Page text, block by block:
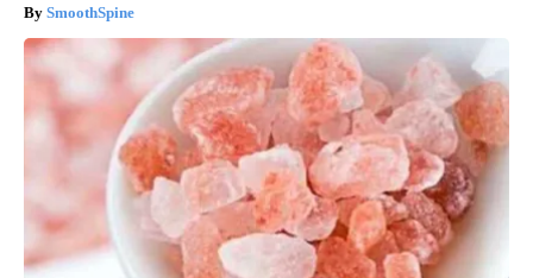
SmoothSpine